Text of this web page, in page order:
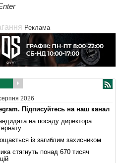
Реклама
2026
Підписуйтесь на наш канал
на посаду директора
із загиблим захисником
стягнуть понад 670 тисяч